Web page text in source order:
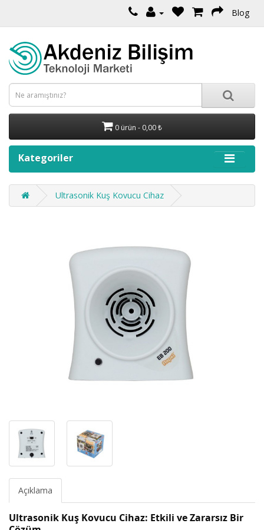
Blog
0 ürün - 0,00 ₺
Kategoriler
Ultrasonik Kuş Kovucu Cihaz
Açıklama
Ultrasonik Kuş Kovucu Cihaz: Etkili ve Zararsız Bir